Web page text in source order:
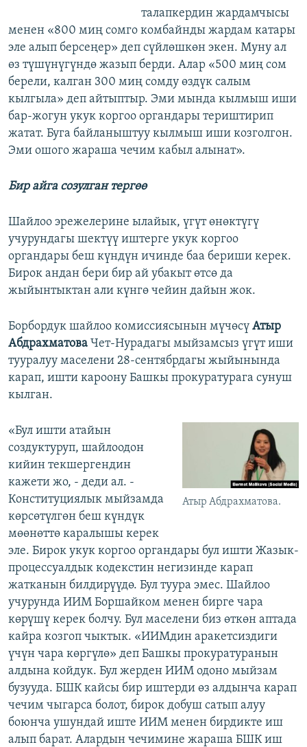
талапкердин жардамчысы
менен «800 миң сомго комбайнды жардам катары
эле алып берсеңер» деп сүйлөшкөн экен. Муну ал
өз түшүнүгүндө жазып берди. Алар «500 миң сом
берели, калган 300 миң сомду өздүк салым
кылгыла» деп айтыптыр. Эми мында кылмыш иши
бар-жогун укук коргоо органдары териштирип
жатат. Буга байланыштуу кылмыш иши козголгон.
Эми ошого жараша чечим кабыл алынат».
Бир айга созулган тергөө
Шайлоо эрежелерине ылайык, үгүт өнөктүгү
учурундагы шектүү иштерге укук коргоо
органдары беш күндүн ичинде баа бериши керек.
Бирок андан бери бир ай убакыт өтсө да
жыйынтыктан али күнгө чейин дайын жок.
Борбордук шайлоо комиссиясынын мүчөсү Атыр
Абдрахматова Чет-Нурадагы мыйзамсыз үгүт иши
тууралуу маселени 28-сентябрдагы жыйынында
карап, ишти кароону Башкы прокуратурага сунуш
кылган.
Атыр Абдрахматова.
«Бул ишти атайын
создуктуруп, шайлоодон
кийин текшергендин
кажети жо, - деди ал. -
Конституциялык мыйзамда
көрсөтүлгөн беш күндүк
мөөнөттө каралышы керек
эле. Бирок укук коргоо органдары бул ишти Жазык-
процессуалдык кодекстин негизинде карап
жатканын билдирүүдө. Бул туура эмес. Шайлоо
учурунда ИИМ Боршайком менен бирге чара
көрүшү керек болчу. Бул маселени биз өткөн аптада
кайра козгоп чыктык. «ИИМдин аракетсиздиги
үчүн чара көргүлө» деп Башкы прокуратуранын
алдына койдук. Бул жерден ИИМ одоно мыйзам
бузууда. БШК кайсы бир иштерди өз алдынча карап
чечим чыгарса болот, бирок добуш сатып алуу
боюнча ушундай иште ИИМ менен бирдикте иш
алып барат. Алардын чечимине жараша БШК иш